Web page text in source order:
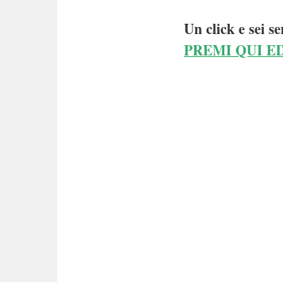
Un click e sei
PREMI QUI